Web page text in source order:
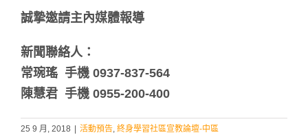
誠摯邀請主內媒體報導
新聞聯絡人：
常琬瑤 手機 0937-837-564
陳慧君 手機 0955-200-400
25 9 月, 2018 活動預告, 終身學習社區宣教論壇-中區